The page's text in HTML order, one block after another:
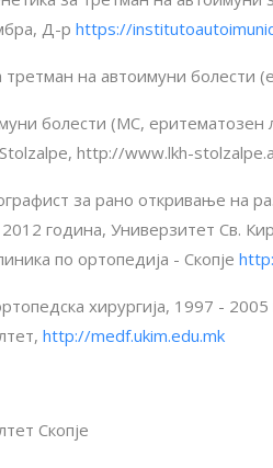
Д-р https://
третман на автоимуни болести
болести (МС, еритематозен
http://www.lkh-
за рано откривање на
година, Универзитет Св.
по ортопедија - Скопје
хирургија, 1997 -
http://medf.ukim.edu.mk
Скопје